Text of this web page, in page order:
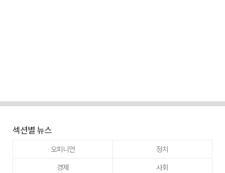
섹션별 뉴스
오피니언
정치
경제
사회